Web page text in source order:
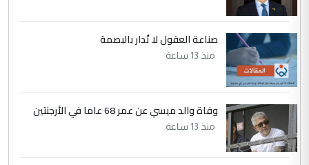
صناعة العقول لا تُدار بالبصمة
منذ 13 ساعة
وفاة والد ميسي عن عمر 68 عاما في الأرجنتين
منذ 13 ساعة